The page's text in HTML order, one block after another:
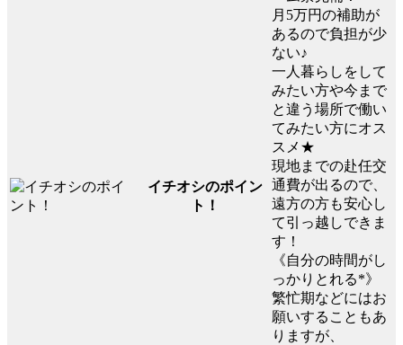
イチオシのポイン
ト！
月5万円の補助が
あるので負担が少
ない♪
一人暮らしをして
みたい方や今まで
と違う場所で働い
てみたい方にオス
スメ★
現地までの赴任交
通費が出るので、
遠方の方も安心し
て引っ越しできま
す！
《自分の時間がし
っかりとれる*》
繁忙期などにはお
願いすることもあ
りますが、